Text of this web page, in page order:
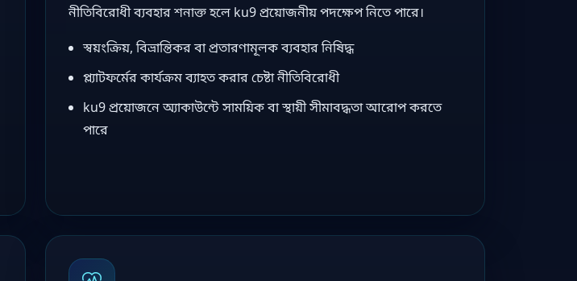
নীতিবিরোধী ব্যবহার শনাক্ত হলে ku9 প্রয়োজনীয় পদক্ষেপ নিতে পারে।
স্বয়ংক্রিয়, বিভ্রান্তিকর বা প্রতারণামূলক ব্যবহার নিষিদ্ধ
প্ল্যাটফর্মের কার্যক্রম ব্যাহত করার চেষ্টা নীতিবিরোধী
ku9 প্রয়োজনে অ্যাকাউন্টে সাময়িক বা স্থায়ী সীমাবদ্ধতা আরোপ করতে
পারে